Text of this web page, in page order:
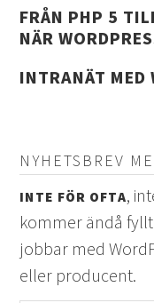
FRÅN PHP 5
NÄR
INTRANÄT MED
NYHETSBREV
INTE FÖR OFTA,
kommer ändå
jobbar med
eller producent.